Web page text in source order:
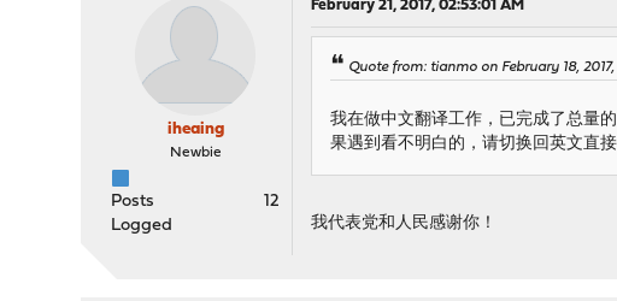
iheaing
Newbie
Posts
12
Logged
February 21, 2017, 02:53:01 AM
Quote from: tianmo on February 18,
我在做中文翻译工作，已完成了总量
果遇到看不明白的，请切换回英文直接
我代表党和人民感谢你！